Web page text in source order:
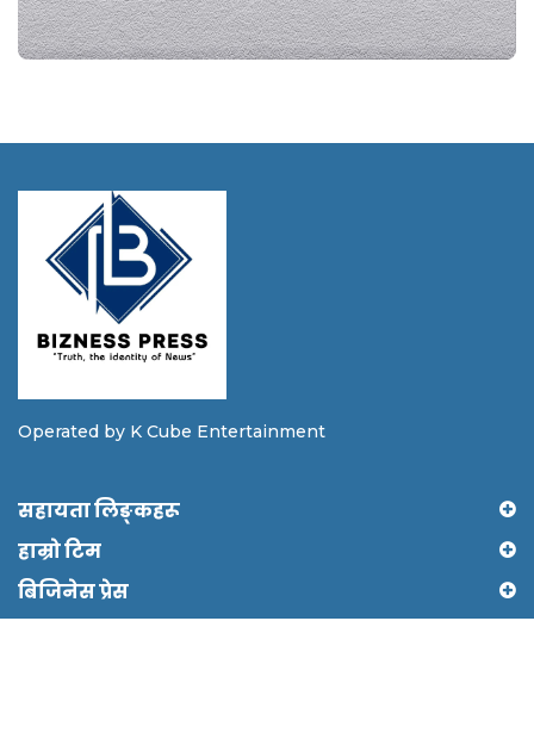
Operated by K Cube Entertainment
सहायता लिङ्कहरू
हाम्रो टिम
बिजिनेस प्रेस